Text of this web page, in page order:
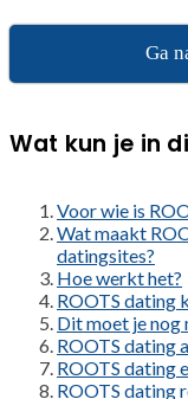
Ga
Wat kun je in
Voor wie is
Wat maakt
datingsites?
Hoe werkt het?
ROOTS dating
Dit moet je nog
ROOTS dating
ROOTS dating
ROOTS dating